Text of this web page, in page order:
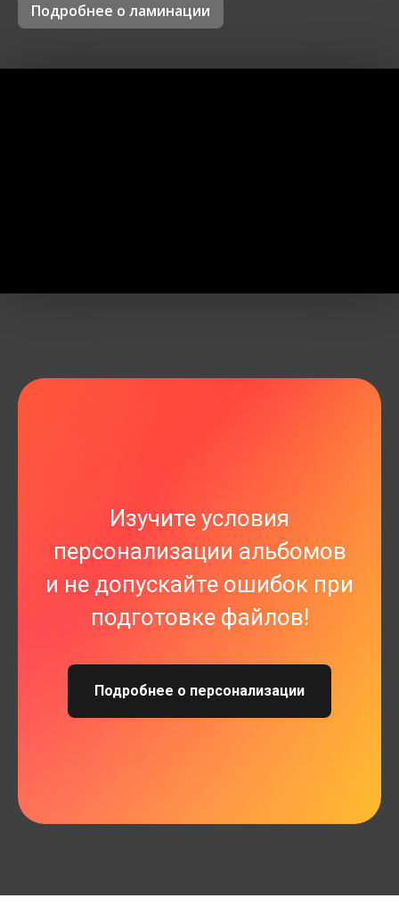
Подробнее о ламинации
Изучите условия
персонализации альбомов
и не допускайте ошибок при
подготовке файлов!
Подробнее о персонализации